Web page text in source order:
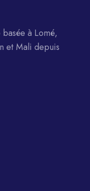
à Lomé,
et Mali depuis